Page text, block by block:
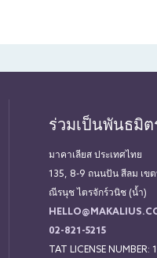
ร่วมเป็นพันธมิต
มาคาเลียส ประเทศไทย
135, 8-9 ถนนปัน สีลม เข
ณีรนุช ไตรจักร์วนิช (น้ำ)
02-821-5215
TAT LICENSE NUMBER: